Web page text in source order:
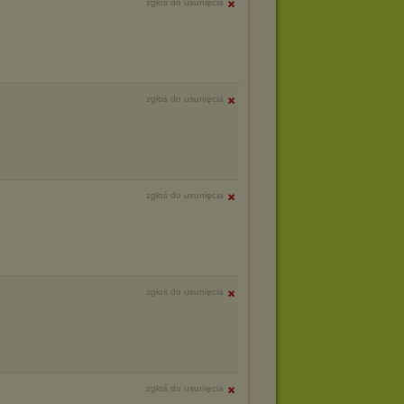
zgłoś do usunięcia
zgłoś do usunięcia
zgłoś do usunięcia
zgłoś do usunięcia
zgłoś do usunięcia